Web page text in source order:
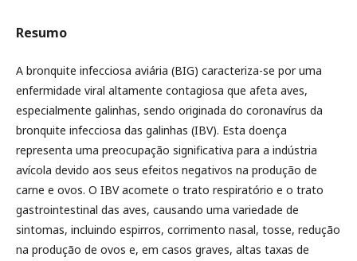
Resumo
A bronquite infecciosa aviária (BIG) caracteriza-se por uma
enfermidade viral altamente contagiosa que afeta aves,
especialmente galinhas, sendo originada do coronavírus da
bronquite infecciosa das galinhas (IBV). Esta doença
representa uma preocupação significativa para a indústria
avícola devido aos seus efeitos negativos na produção de
carne e ovos. O IBV acomete o trato respiratório e o trato
gastrointestinal das aves, causando uma variedade de
sintomas, incluindo espirros, corrimento nasal, tosse, redução
na produção de ovos e, em casos graves, altas taxas de